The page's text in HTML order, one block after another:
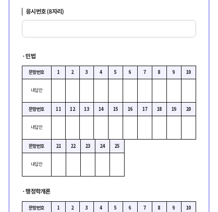
응시번호 (8자리)
· 민법
문항번호 1 2 3 4 5 6 7 8 9 10
내답안
문항번호 11 12 13 14 15 16 17 18 19 20
내답안
문항번호 21 22 23 24 25
내답안
·행정학개론
문항번호 1 2 3 4 5 6 7 8 9 10